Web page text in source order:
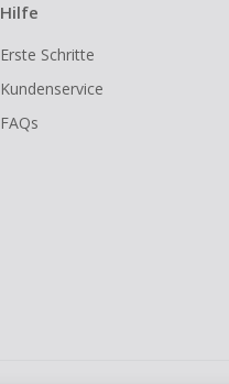
Hilfe
Erste Schritte
Kundenservice
FAQs